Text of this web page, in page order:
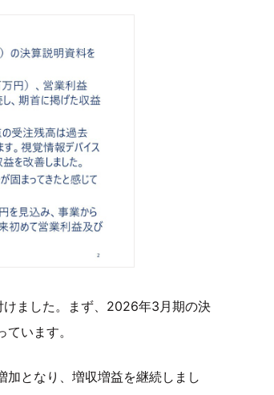
ました。まず、2026年3月期の決
います。
となり、増収増益を継続しまし